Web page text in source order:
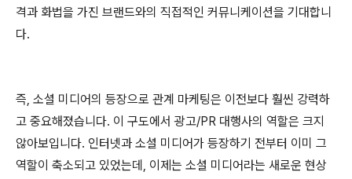
격과 화법을 가진 브랜드와의 직접적인 커뮤니케이션을 기대합니
다.
즉, 소셜 미디어의 등장으로 관계 마케팅은 이전보다 훨씬 강력하
고 중요해졌습니다. 이 구도에서 광고/PR 대행사의 역할은 크지
않아보입니다. 인터넷과 소셜 미디어가 등장하기 전부터 이미 그
역할이 축소되고 있었는데, 이제는 소셜 미디어라는 새로운 현상